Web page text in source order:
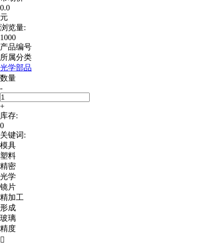
0.0
元
浏览量:
1000
产品编号
所属分类
光学部品
数量
-
+
库存:
0
关键词:
模具
塑料
精密
光学
镜片
精加工
形成
玻璃
精度
